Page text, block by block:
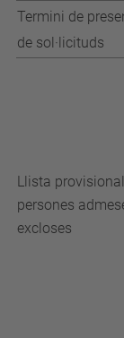
Termini de
de sol·licituds
Llista
persones
excloses